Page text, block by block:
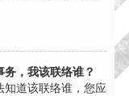
，我该联络谁？
道该联络谁，您应